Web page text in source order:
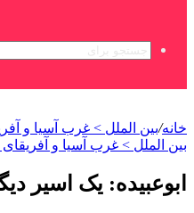
خانه/بین الملل > غرب آسیا و
بین الملل > غرب آسیا و
ابوعبیده: یک اسیر